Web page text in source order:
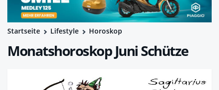
Startseite Lifestyle Horoskop
Monatshoroskop Juni Schütze